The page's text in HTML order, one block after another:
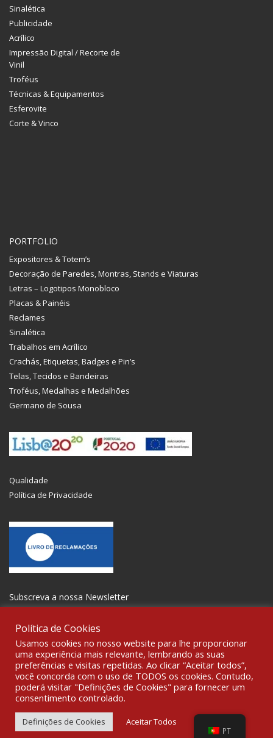
Sinalética
Publicidade
Acrílico
Impressão Digital / Recorte de
Vinil
Troféus
Técnicas & Equipamentos
Esferovite
Corte & Vinco
PORTFOLIO
Expositores & Totem’s
Decoração de Paredes, Montras, Stands e Viaturas
Letras – Logotipos Monobloco
Placas & Painéis
Reclames
Sinalética
Trabalhos em Acrílico
Crachás, Etiquetas, Badges e Pin’s
Telas, Tecidos e Bandeiras
Troféus, Medalhas e Medalhões
Germano de Sousa
Qualidade
Política de Privacidade
Subscreva a nossa Newsletter
SOCIALIZE
Sinalética Lda. WebDesign:
Fibra Design.
Política de Cookies
Usamos cookies no nosso website para lhe proporcionar
uma experiência mais relevante, lembrando as suas
preferências e visitas repetidas. Ao clicar “Aceitar todos”,
você concorda com o uso de TODOS os cookies. Contudo,
poderá visitar "Definições de Cookies" para fornecer um
consentimento controlado.
Definições de Cookies Aceitar Todos
PT